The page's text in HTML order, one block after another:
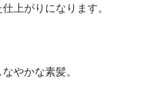
上がりになります。
やかな素髪。